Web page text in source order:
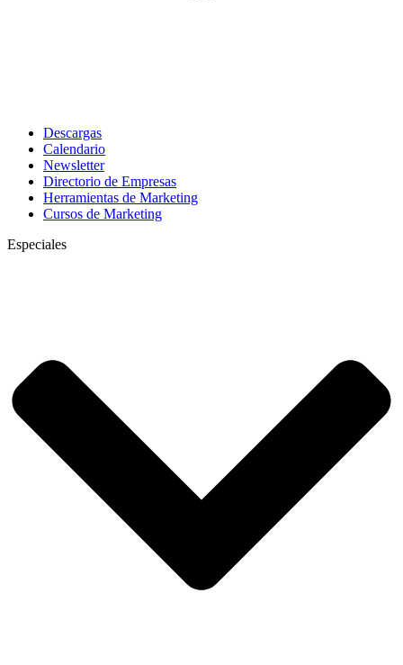
Descargas
Calendario
Newsletter
Directorio de Empresas
Herramientas de Marketing
Cursos de Marketing
Especiales